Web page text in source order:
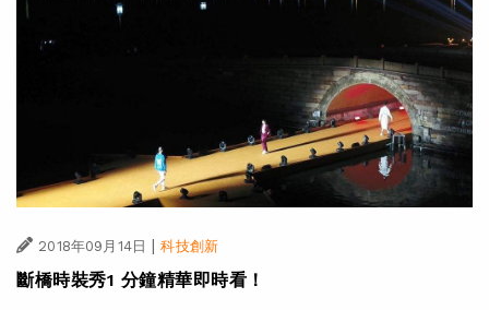
2018年09月14日 | 科技創新
斷橋時裝秀1 分鐘精華即時看！